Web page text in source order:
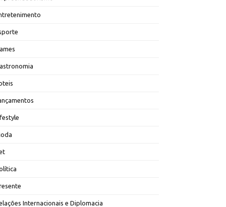
Internacionais e Diplomacia